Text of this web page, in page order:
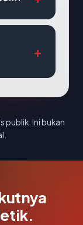
publik. Ini bukan